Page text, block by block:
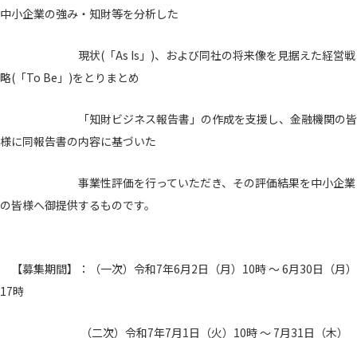
中小企業の強み・知財等を分析した
現状(「As Is」)、および同社の将来像を見据えた経営戦
略(「To Be」)をとりまとめ
「知財ビジネス報告書」の作成を支援し、金融機関の皆
様に同報告書の内容に基づいた
事業性評価を行っていただき、その評価結果を中小企業
の皆様へ御提供するものです。
【募集期間】：（一次）令和7年6月2日（月）10時 ～ 6月30日（月）
17時
（二次）令和7年7月1日（火）10時 ～ 7月31日（木）